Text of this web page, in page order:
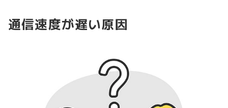
通信速度が遅い原因